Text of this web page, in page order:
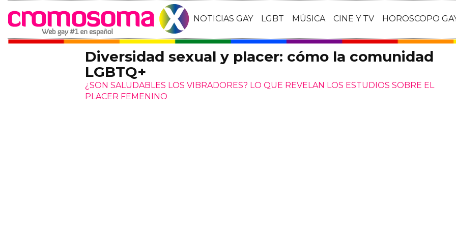
NOTICIAS GAY LGBT MÚSICA CINE Y TV HOROSCOPO
Diversidad sexual y placer: cómo la comunidad
LGBTQ+
¿SON SALUDABLES LOS VIBRADORES? LO QUE REVELAN LOS ESTUDIOS SOBRE EL
PLACER FEMENINO